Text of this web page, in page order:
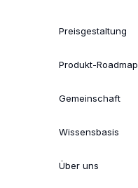
Preisgestaltung
Produkt-Roadmap
Gemeinschaft
Wissensbasis
Über uns